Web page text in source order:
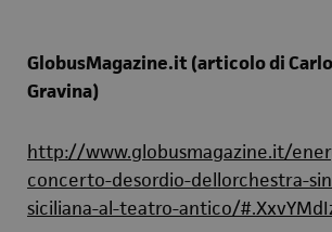
GlobusMagazine.it (articolo di
Gravina)
http://www.globusmagazine.it/
concerto-desordio-dellorchestra-
siciliana-al-teatro-antico/